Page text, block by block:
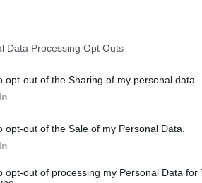
Data Processing Opt Outs
opt-out of the Sharing of my personal data.
opt-out of the Sale of my Personal Data.
opt-out of processing my Personal Data for
–
Liūdna vyresnio amžiaus
Žinios Lietuvos diena